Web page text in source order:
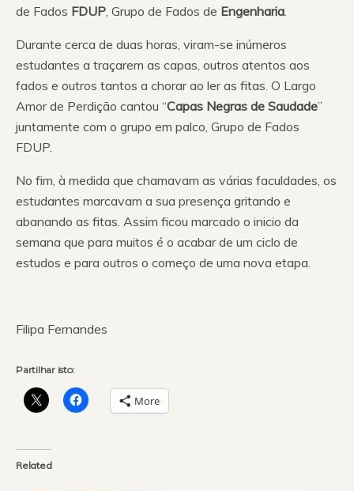
de Fados FDUP, Grupo de Fados de Engenharia.
Durante cerca de duas horas, viram-se inúmeros
estudantes a traçarem as capas, outros atentos aos
fados e outros tantos a chorar ao ler as fitas. O Largo
Amor de Perdição cantou “Capas Negras de Saudade”
juntamente com o grupo em palco, Grupo de Fados
FDUP.
No fim, à medida que chamavam as várias faculdades, os
estudantes marcavam a sua presença gritando e
abanando as fitas. Assim ficou marcado o inicio da
semana que para muitos é o acabar de um ciclo de
estudos e para outros o começo de uma nova etapa.
Filipa Fernandes
Partilhar isto:
More
Related